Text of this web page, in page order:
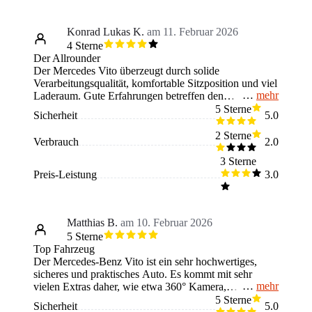
sofort hohe Aufpreise zahlen muss. Ein neuer Käufer
sollte wissen, dass der Vito ein echtes Arbeitstier ist,
man beim Parken in engen Parkhäusern wegen der
Höhe und Länge aber etwas Übung braucht. Insgesamt
ein super Begleiter für den Alltag, den ich auf jeden
Fall kaufen würde!
Konrad Lukas K. am 11. Februar 2026
4 Sterne
Der Allrounder
Der Mercedes Vito überzeugt durch solide
Verarbeitungsqualität, komfortable Sitzposition und viel
Laderaum. Gute Erfahrungen betreffen den
zuverlässigen Dieselmotor, großzügige Nutzlast und
den sicheren Fahrkomfort auf Langstrecken.
Kritikpunkte sind der vergleichsweise hohe Verbrauch
und teure Unterhaltskosten. Besonders gefallen hat die
Nutzungsmöglichkeit. Missfallen haben zeitweise etwas
unpräzise Lenkung und teils harte Federung im
Vermisst habe ich moderne Assistenzsysteme und ein
zeitgemäßes Infotainment-System. Insgesamt ein
robuster Allrounder für Gewerbe und Reisen mit
kleinen Abstrichen bei Komfort und Technik.
mehr
Sicherheit
5 Sterne
5.0
Verbrauch
2 Sterne
2.0
Preis-Leistung
3 Sterne
3.0
Matthias B. am 10. Februar 2026
5 Sterne
Top Fahrzeug
Der Mercedes-Benz Vito ist ein sehr hochwertiges,
sicheres und praktisches Auto. Es kommt mit sehr
vielen Extras daher, wie etwa 360° Kamera,
Automatischem Lichtassistenten, Lenkassistenten usw.
mehr
Sicherheit
5 Sterne
5.0